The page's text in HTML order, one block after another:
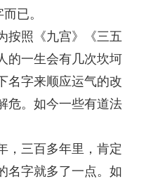
已。
按照《九宫》《三五
的一生会有几次坎坷
名字来顺应运气的改
危。如今一些有道法
，三百多年里，肯定
名字就多了一点。如